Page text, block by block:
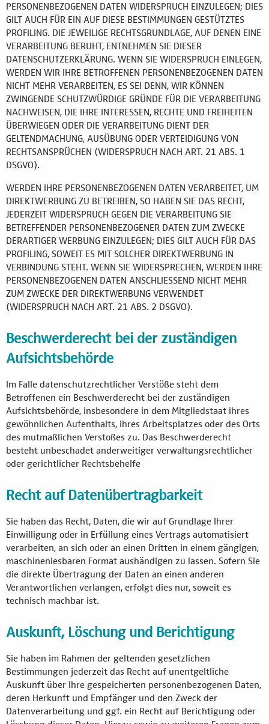
PERSONENBEZOGENEN DATEN WIDERSPRUCH EINZULEGEN; DIES
GILT AUCH FÜR EIN AUF DIESE BESTIMMUNGEN GESTÜTZTES
PROFILING. DIE JEWEILIGE RECHTSGRUNDLAGE, AUF DENEN EINE
VERARBEITUNG BERUHT, ENTNEHMEN SIE DIESER
DATENSCHUTZERKLÄRUNG. WENN SIE WIDERSPRUCH EINLEGEN,
WERDEN WIR IHRE BETROFFENEN PERSONENBEZOGENEN DATEN
NICHT MEHR VERARBEITEN, ES SEI DENN, WIR KÖNNEN
ZWINGENDE SCHUTZWÜRDIGE GRÜNDE FÜR DIE VERARBEITUNG
NACHWEISEN, DIE IHRE INTERESSEN, RECHTE UND FREIHEITEN
ÜBERWIEGEN ODER DIE VERARBEITUNG DIENT DER
GELTENDMACHUNG, AUSÜBUNG ODER VERTEIDIGUNG VON
RECHTSANSPRÜCHEN (WIDERSPRUCH NACH ART. 21 ABS. 1
DSGVO).
WERDEN IHRE PERSONENBEZOGENEN DATEN VERARBEITET, UM
DIREKTWERBUNG ZU BETREIBEN, SO HABEN SIE DAS RECHT,
JEDERZEIT WIDERSPRUCH GEGEN DIE VERARBEITUNG SIE
BETREFFENDER PERSONENBEZOGENER DATEN ZUM ZWECKE
DERARTIGER WERBUNG EINZULEGEN; DIES GILT AUCH FÜR DAS
PROFILING, SOWEIT ES MIT SOLCHER DIREKTWERBUNG IN
VERBINDUNG STEHT. WENN SIE WIDERSPRECHEN, WERDEN IHRE
PERSONENBEZOGENEN DATEN ANSCHLIESSEND NICHT MEHR
ZUM ZWECKE DER DIREKTWERBUNG VERWENDET
(WIDERSPRUCH NACH ART. 21 ABS. 2 DSGVO).
Beschwerderecht bei der zuständigen
Aufsichtsbehörde
Im Falle datenschutzrechtlicher Verstöße steht dem
Betroffenen ein Beschwerderecht bei der zuständigen
Aufsichtsbehörde, insbesondere in dem Mitgliedstaat ihres
gewöhnlichen Aufenthalts, ihres Arbeitsplatzes oder des Orts
des mutmaßlichen Verstoßes zu. Das Beschwerderecht
besteht unbeschadet anderweitiger verwaltungsrechtlicher
oder gerichtlicher Rechtsbehelfe
Recht auf Datenübertragbarkeit
Sie haben das Recht, Daten, die wir auf Grundlage Ihrer
Einwilligung oder in Erfüllung eines Vertrags automatisiert
verarbeiten, an sich oder an einen Dritten in einem gängigen,
maschinenlesbaren Format aushändigen zu lassen. Sofern Sie
die direkte Übertragung der Daten an einen anderen
Verantwortlichen verlangen, erfolgt dies nur, soweit es
technisch machbar ist.
Auskunft, Löschung und Berichtigung
Sie haben im Rahmen der geltenden gesetzlichen
Bestimmungen jederzeit das Recht auf unentgeltliche
Auskunft über Ihre gespeicherten personenbezogenen Daten,
deren Herkunft und Empfänger und den Zweck der
Datenverarbeitung und ggf. ein Recht auf Berichtigung oder